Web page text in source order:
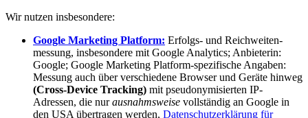
Wir nutzen insbesondere:
Google Marketing Platform: Erfolgs- und Reich­weiten­
messung, insbesondere mit Google Analytics; Anbieterin:
Google; Google Marketing Platform-spezifische Angaben:
Messung auch über verschiedene Browser und Geräte hinweg
(Cross-Device Tracking) mit pseudonymisierten IP-
Adressen, die nurausnahmsweise vollständig an Google in
den USA übertragen werden, Daten­schutz­erklärung für